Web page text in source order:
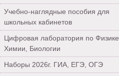
Учебно-наглядные пособия для
школьных кабинетов
Цифровая лаборатория по Физике,
Химии, Биологии
Наборы 2026г. ГИА, ЕГЭ, ОГЭ